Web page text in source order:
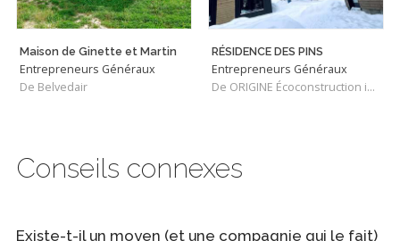
Maison de Ginette et Martin
Entrepreneurs Généraux
De Belvedair
RÉSIDENCE DES PINS
Entrepreneurs Généraux
De ORIGINE Écoconstruction inc.
Conseils connexes
Existe-t-il un moyen (et une compagnie qui le fait)